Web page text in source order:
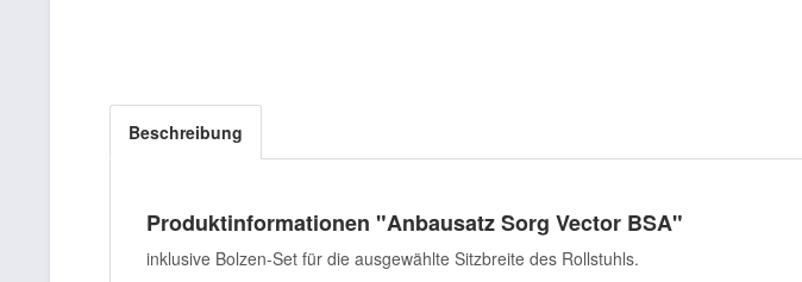
Beschreibung
Produktinformationen "Anbausatz Sorg Vector BSA"
inklusive Bolzen-Set für die ausgewählte Sitzbreite des Rollstuhls.